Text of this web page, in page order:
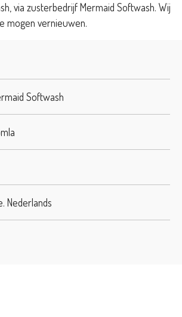
via zusterbedrijf Mermaid Softwash. Wij
mogen vernieuwen.
Softwash
Nederlands